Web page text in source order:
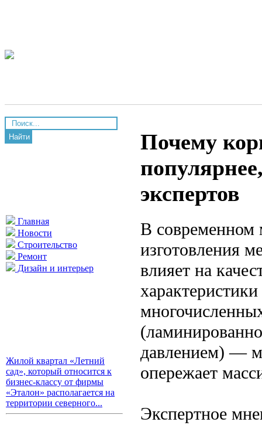
Найти
Главная
Новости
Строительство
Ремонт
Дизайн и интерьер
Жилой квартал «Летний
сад», который относится к
бизнес-классу от фирмы
«Эталон» располагается на
территории северного...
Почему
экспертов
В современном
изготовления
влияет на
давлением) —
опережает
Экспертное